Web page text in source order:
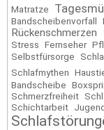
Matratze
Bandscheibenvorfall
Rückenschmerzen
Stress Fernseher
Selbstfürsorge
Schlafmythen
Bandscheibe
Schmerzfreiheit
Schichtarbeit